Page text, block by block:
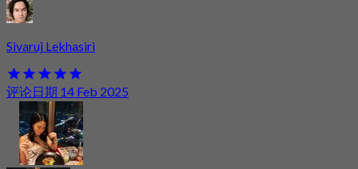
Sivaruj Lekhasiri
评论日期 14 Feb 2025